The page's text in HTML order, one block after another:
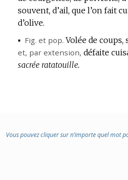
souvent, d’ail, que l’on fait
d’olive.
▪ Fig. et pop. Volée de
et, par extension, défaite
sacrée ratatouille.
Vous pouvez cliquer sur n’importe quel mot